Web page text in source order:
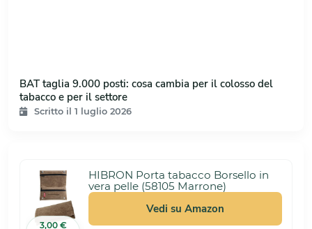
BAT taglia 9.000 posti: cosa cambia per il colosso del
tabacco e per il settore
Scritto il 1 luglio 2026
3,00 €
HIBRON Porta tabacco Borsello in
vera pelle (58105 Marrone)
Vedi su Amazon